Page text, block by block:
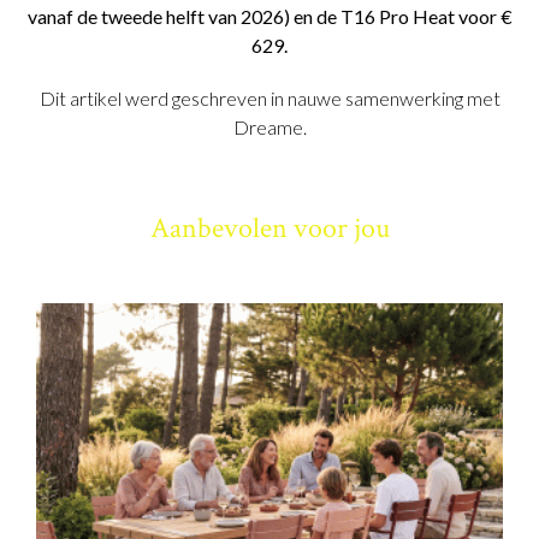
vanaf de tweede helft van 2026) en de T16 Pro Heat voor €
629.
Dit artikel werd geschreven in nauwe samenwerking met
Dreame.
Aanbevolen voor jou